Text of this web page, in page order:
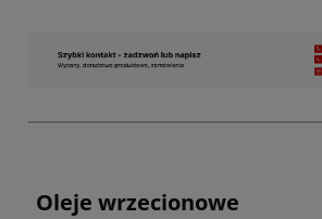
Oleje wrzecionowe